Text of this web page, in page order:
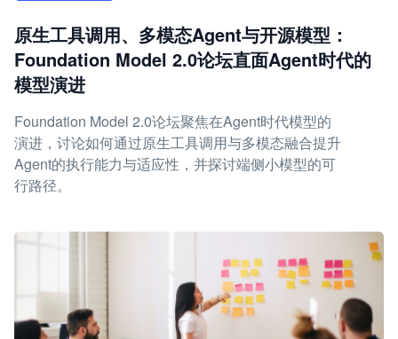
原生工具调用、多模态Agent与开源模型：
Foundation Model 2.0论坛直面Agent时代的
模型演进
Foundation Model 2.0论坛聚焦在Agent时代模型的
演进，讨论如何通过原生工具调用与多模态融合提升
Agent的执行能力与适应性，并探讨端侧小模型的可
行路径。